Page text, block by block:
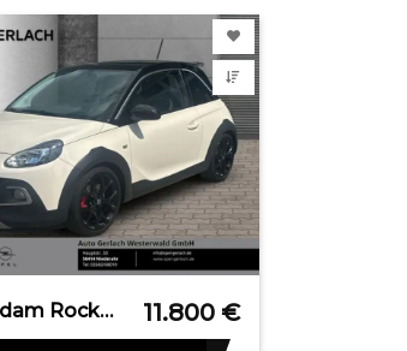
OPEL Adam Rocks S Apple CarPlay Android Auto Klimaaut 11.800 €